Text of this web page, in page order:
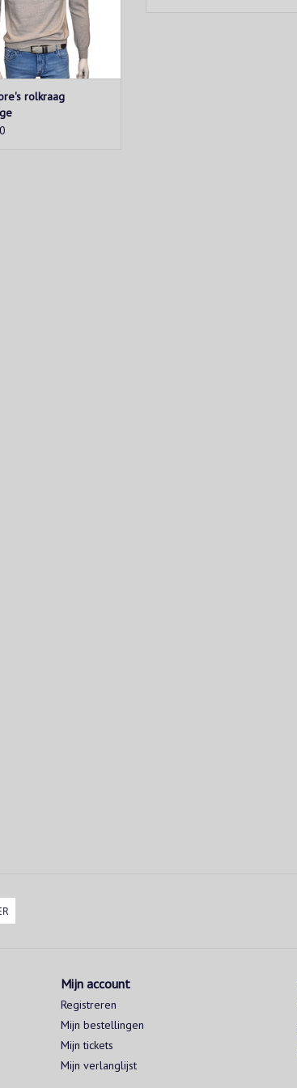
rolkraag
Mijn account
Registreren
Mijn bestellingen
Mijn tickets
Mijn verlanglijst